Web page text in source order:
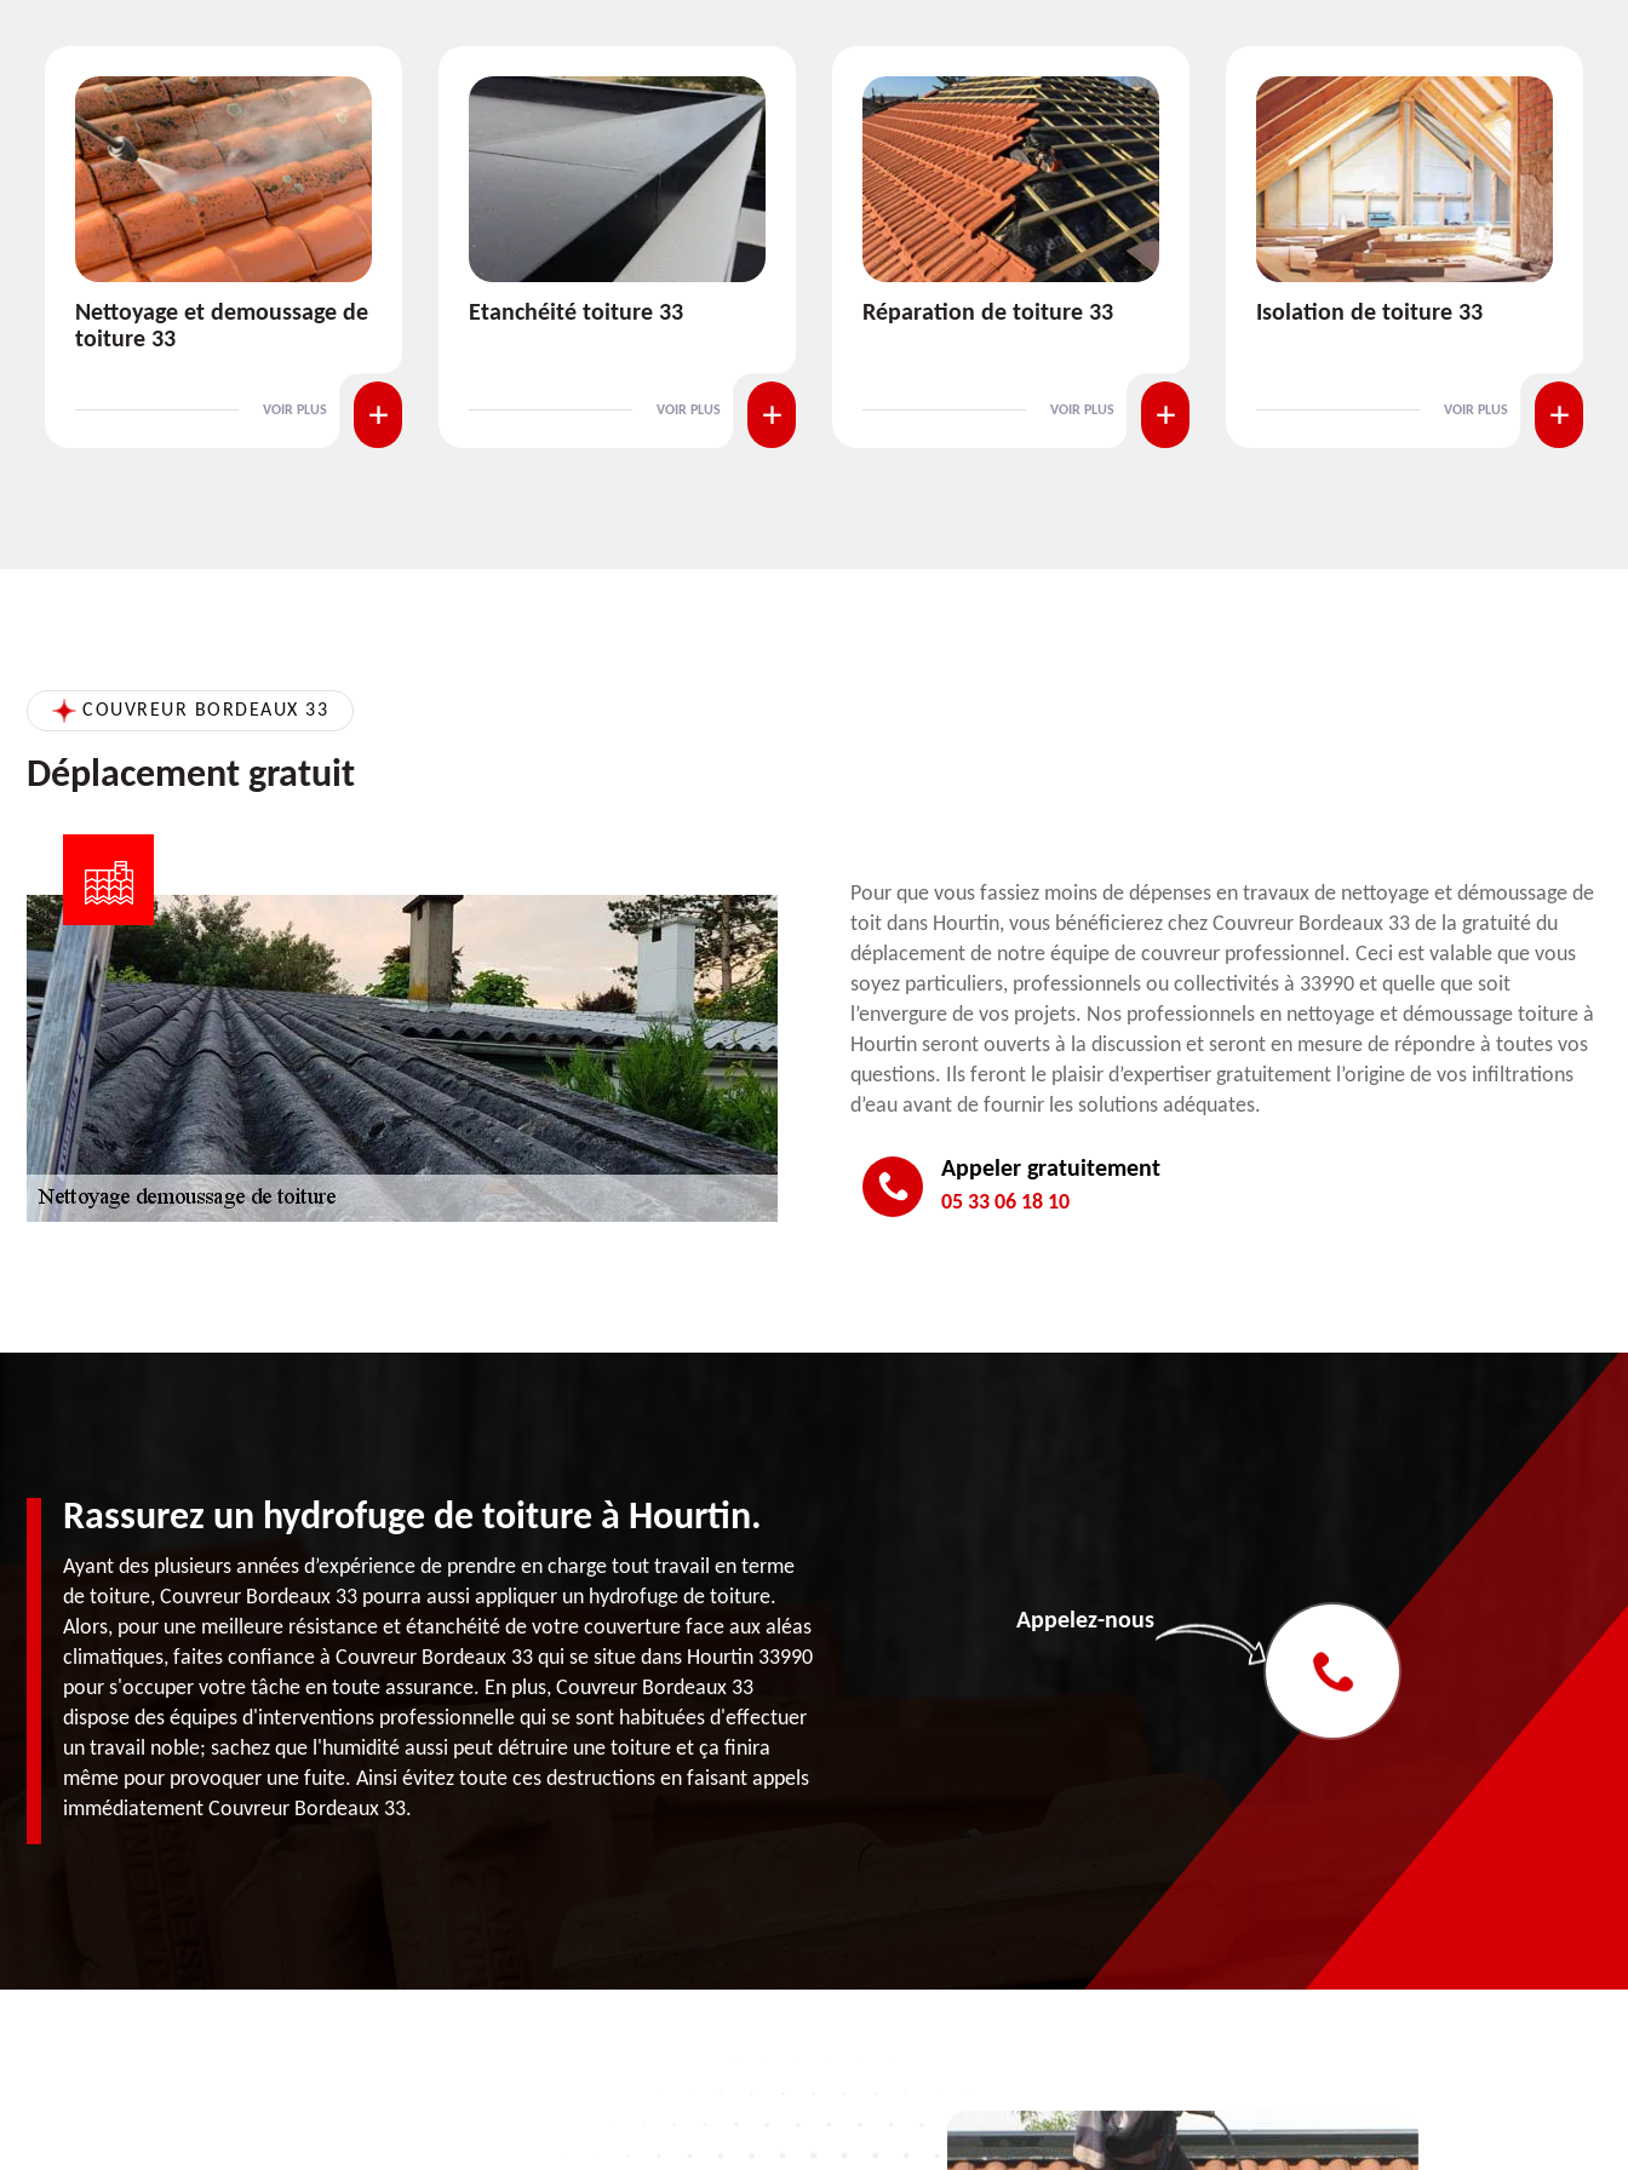
Etanchéité toiture 33
VOIR PLUS
Réparation de toiture 33
VOIR PLUS
Isolation de toiture 33
VOIR PLUS
Pose et nettoyage de
VOIR PLUS
COUVREUR BORDEAUX 33
Déplacement gratuit
Pour que vous fassiez moins de dépenses en travaux de nettoyage et démoussage de
toit dans Hourtin, vous bénéficierez chez Couvreur Bordeaux 33 de la gratuité du
déplacement de notre équipe de couvreur professionnel. Ceci est valable que vous
soyez particuliers, professionnels ou collectivités à 33990 et quelle que soit
l’envergure de vos projets. Nos professionnels en nettoyage et démoussage toiture à
Hourtin seront ouverts à la discussion et seront en mesure de répondre à toutes vos
questions. Ils feront le plaisir d’expertiser gratuitement l’origine de vos infiltrations
d’eau avant de fournir les solutions adéquates.
Appeler gratuitement
05 33 06 18 10
Rassurez un hydrofuge de toiture à Hourtin.
Ayant des plusieurs années d’expérience de prendre en charge tout travail en terme
de toiture, Couvreur Bordeaux 33 pourra aussi appliquer un hydrofuge de toiture.
Alors, pour une meilleure résistance et étanchéité de votre couverture face aux aléas
climatiques, faites confiance à Couvreur Bordeaux 33 qui se situe dans Hourtin 33990
pour s'occuper votre tâche en toute assurance. En plus, Couvreur Bordeaux 33
dispose des équipes d'interventions professionnelle qui se sont habituées d'effectuer
un travail noble; sachez que l'humidité aussi peut détruire une toiture et ça finira
même pour provoquer une fuite. Ainsi évitez toute ces destructions en faisant appels
immédiatement Couvreur Bordeaux 33.
Appelez-nous